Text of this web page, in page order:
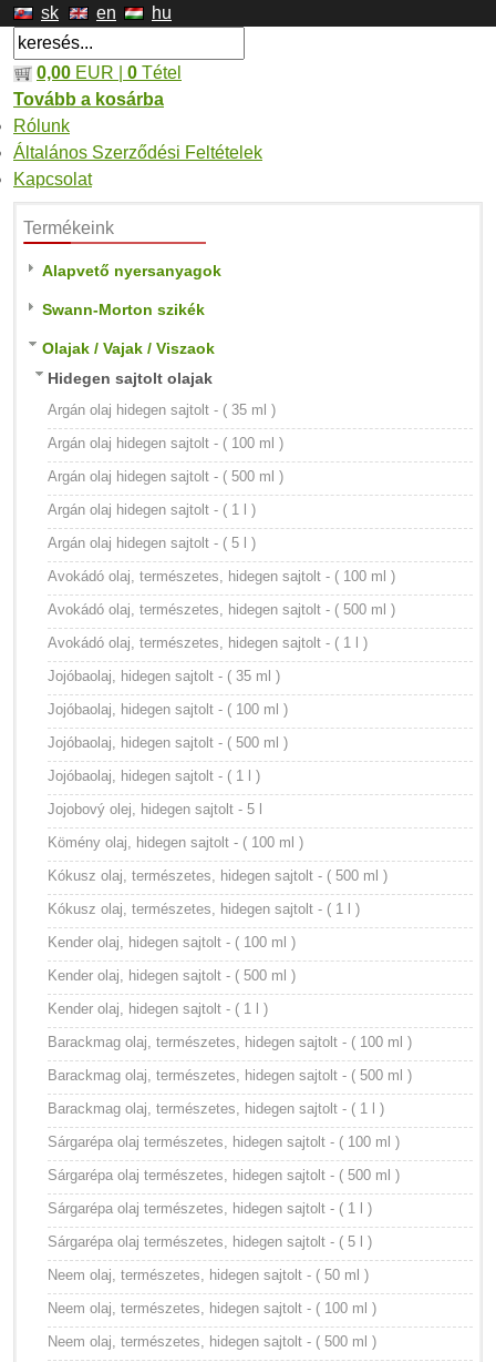
sk en hu
0,00 EUR | 0 Tétel
Tovább a kosárba
Rólunk
Általános Szerződési Feltételek
Kapcsolat
Termékeink
Alapvető nyersanyagok
Swann-Morton szikék
Olajak / Vajak / Viszaok
Hidegen sajtolt olajak
Argán olaj hidegen sajtolt - ( 35 ml )
Argán olaj hidegen sajtolt - ( 100 ml )
Argán olaj hidegen sajtolt - ( 500 ml )
Argán olaj hidegen sajtolt - ( 1 l )
Argán olaj hidegen sajtolt - ( 5 l )
Avokádó olaj, természetes, hidegen sajtolt - ( 100 ml )
Avokádó olaj, természetes, hidegen sajtolt - ( 500 ml )
Avokádó olaj, természetes, hidegen sajtolt - ( 1 l )
Jojóbaolaj, hidegen sajtolt - ( 35 ml )
Jojóbaolaj, hidegen sajtolt - ( 100 ml )
Jojóbaolaj, hidegen sajtolt - ( 500 ml )
Jojóbaolaj, hidegen sajtolt - ( 1 l )
Jojobový olej, hidegen sajtolt - 5 l
Kömény olaj, hidegen sajtolt - ( 100 ml )
Kókusz olaj, természetes, hidegen sajtolt - ( 500 ml )
Kókusz olaj, természetes, hidegen sajtolt - ( 1 l )
Kender olaj, hidegen sajtolt - ( 100 ml )
Kender olaj, hidegen sajtolt - ( 500 ml )
Kender olaj, hidegen sajtolt - ( 1 l )
Barackmag olaj, természetes, hidegen sajtolt - ( 100 ml )
Barackmag olaj, természetes, hidegen sajtolt - ( 500 ml )
Barackmag olaj, természetes, hidegen sajtolt - ( 1 l )
Sárgarépa olaj természetes, hidegen sajtolt - ( 100 ml )
Sárgarépa olaj természetes, hidegen sajtolt - ( 500 ml )
Sárgarépa olaj természetes, hidegen sajtolt - ( 1 l )
Sárgarépa olaj természetes, hidegen sajtolt - ( 5 l )
Neem olaj, természetes, hidegen sajtolt - ( 50 ml )
Neem olaj, természetes, hidegen sajtolt - ( 100 ml )
Neem olaj, természetes, hidegen sajtolt - ( 500 ml )